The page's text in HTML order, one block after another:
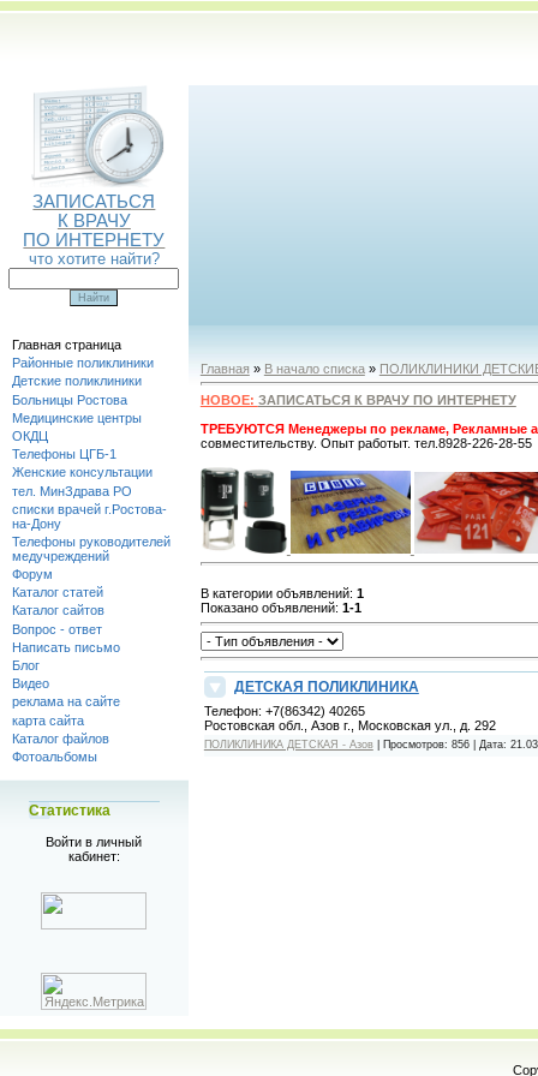
ЗАПИСАТЬСЯ
К ВРАЧУ
ПО ИНТЕРНЕТУ
что хотите найти?
Главная страница
Районные поликлиники
Детские поликлиники
Больницы Ростова
Медицинские центры
ОКДЦ
Телефоны ЦГБ-1
Женские консультации
тел. МинЗдрава РО
списки врачей г.Ростова-
на-Дону
Телефоны руководителей
медучреждений
Форум
Каталог статей
Каталог сайтов
Вопрос - ответ
Написать письмо
Блог
Видео
реклама на сайте
карта сайта
Каталог файлов
Фотоальбомы
Статистика
Войти в личный
кабинет:
Главная » В начало списка» ПОЛИКЛИНИКИ
НОВОЕ: ЗАПИСАТЬСЯ К ВРАЧУ ПО ИНТЕРНЕТУ
ТРЕБУЮТСЯ Менеджеры по рекламе, Рекламные
совместительству. Опыт работыт. тел.8928-226-28-55
В категории объявлений: 1
Показано объявлений: 1-1
ДЕТСКАЯ ПОЛИКЛИНИКА
Телефон: +7(86342) 40265
Ростовская обл., Азов г., Московская ул., д. 292
ПОЛИКЛИНИКА ДЕТСКАЯ - Азов| Просмотров: 856| Дата: